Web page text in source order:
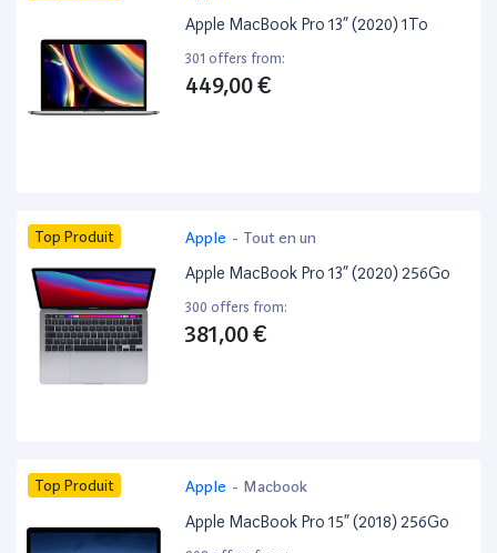
Apple MacBook Pro 13” (2020) 1To
301 offers from:
449,00 €
Top Produit Apple - Tout en un
Apple MacBook Pro 13” (2020) 256Go
300 offers from:
381,00 €
Top Produit Apple - Macbook
Apple MacBook Pro 15” (2018) 256Go